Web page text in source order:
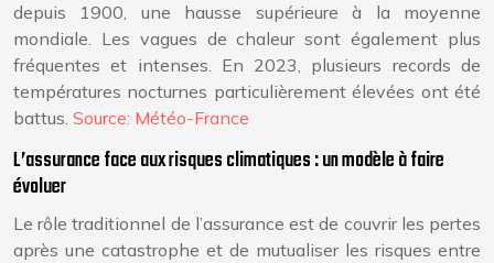
depuis 1900, une hausse supérieure à la moyenne
mondiale. Les vagues de chaleur sont également plus
fréquentes et intenses. En 2023, plusieurs records de
températures nocturnes particulièrement élevées ont été
battus. Source: Météo-France
L’assurance face aux risques climatiques : un modèle à faire
évoluer
Le rôle traditionnel de l’assurance est de couvrir les pertes
après une catastrophe et de mutualiser les risques entre